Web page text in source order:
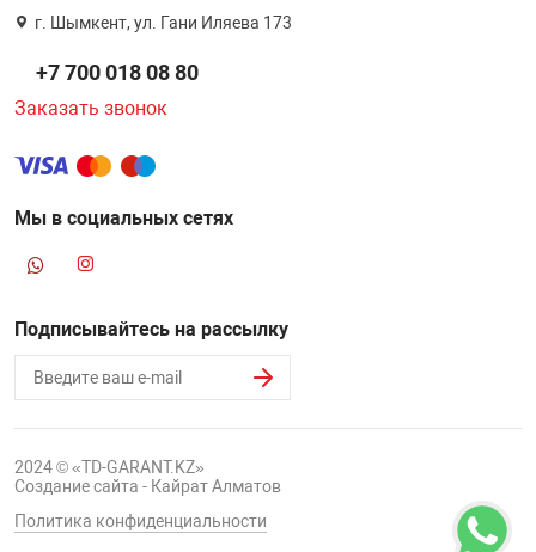
г. Шымкент, ул. Гани Иляева 173
+7 700 018 08 80
Заказать звонок
Мы в социальных сетях
Подписывайтесь на рассылку
2024 © «TD-GARANT.KZ»
Создание сайта - Кайрат Алматов
Политика конфиденциальности